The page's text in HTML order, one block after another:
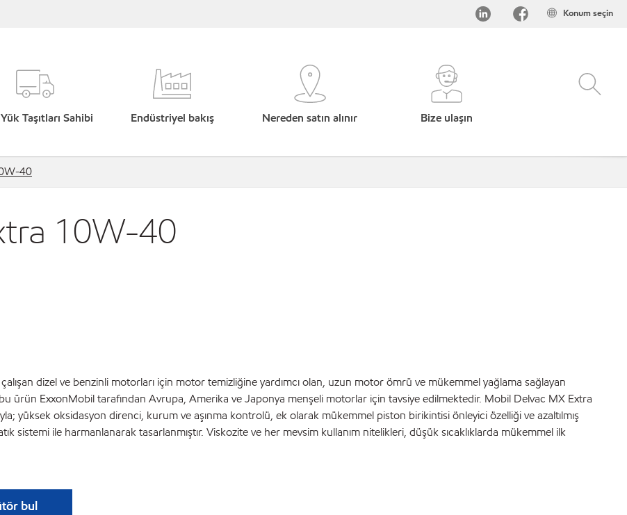
Konum seçin
Taşıtları Sahibi Endüstriyel bakış Nereden satın alınır Bize ulaşın
40
10W-40
dizel ve benzinli motorları için motor temizliğine yardımcı olan, uzun motor ömrü ve mükemmel yağlama sağlayan
ürün ExxonMobil tarafından Avrupa, Amerika ve Japonya menşeli motorlar için tavsiye edilmektedir. Mobil Delvac MX Extra
yüksek oksidasyon direnci, kurum ve aşınma kontrolü, ek olarak mükemmel piston birikintisi önleyici özelliği ve azaltılmış
sistemi ile harmanlanarak tasarlanmıştır. Viskozite ve her mevsim kullanım nitelikleri, düşük sıcaklıklarda mükemmel ilk
bul